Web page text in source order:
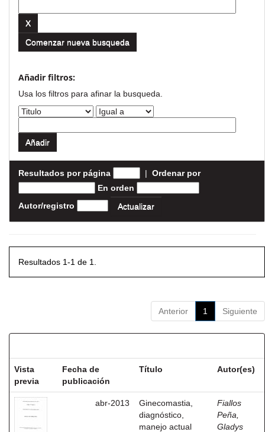
Comenzar nueva busqueda
Añadir filtros:
Usa los filtros para afinar la busqueda.
Resultados por página | Ordenar por
En orden
Autor/registro
Resultados 1-1 de 1.
Anterior 1 Siguiente
Vista
previa
Fecha de
publicación
Título Autor(es)
abr-2013
Ginecomastia,
diagnóstico,
manejo actual
Fiallos
Peña,
Gladys